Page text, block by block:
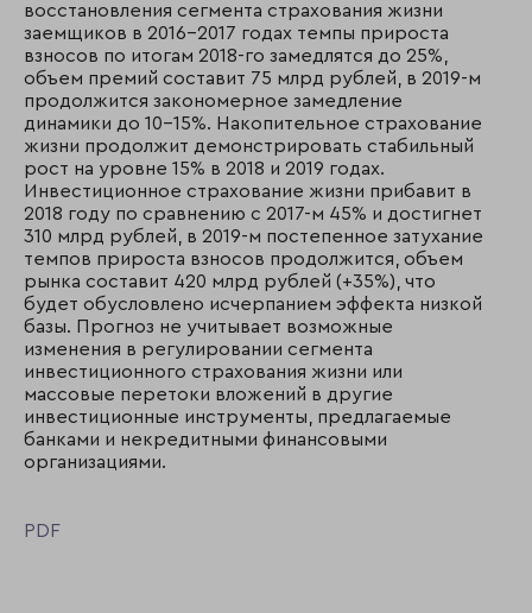
восстановления сегмента страхования жизни
заемщиков в 2016–2017 годах темпы прироста
взносов по итогам 2018-го замедлятся до 25%,
объем премий составит 75 млрд рублей, в 2019-м
продолжится закономерное замедление
динамики до 10–15%. Накопительное страхование
жизни продолжит демонстрировать стабильный
рост на уровне 15% в 2018 и 2019 годах.
Инвестиционное страхование жизни прибавит в
2018 году по сравнению с 2017-м 45% и достигнет
310 млрд рублей, в 2019-м постепенное затухание
темпов прироста взносов продолжится, объем
рынка составит 420 млрд рублей (+35%), что
будет обусловлено исчерпанием эффекта низкой
базы. Прогноз не учитывает возможные
изменения в регулировании сегмента
инвестиционного страхования жизни или
массовые перетоки вложений в другие
инвестиционные инструменты, предлагаемые
банками и некредитными финансовыми
организациями.
PDF